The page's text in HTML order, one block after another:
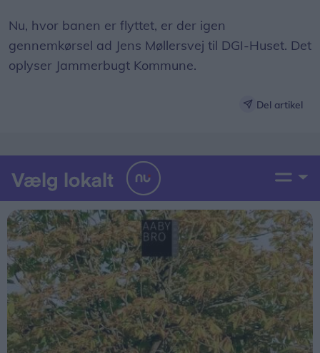
Nu, hvor banen er flyttet, er der igen
gennemkørsel ad Jens Møllersvej til DGI-Huset. Det
oplyser Jammerbugt Kommune.
Del artikel